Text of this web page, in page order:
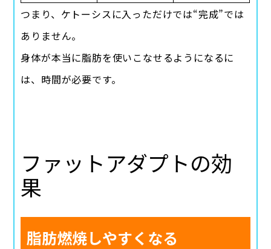
つまり、ケトーシスに入っただけでは“完成”では
ありません。
身体が本当に脂肪を使いこなせるようになるに
は、時間が必要です。
ファットアダプトの効
果
脂肪燃焼しやすくなる